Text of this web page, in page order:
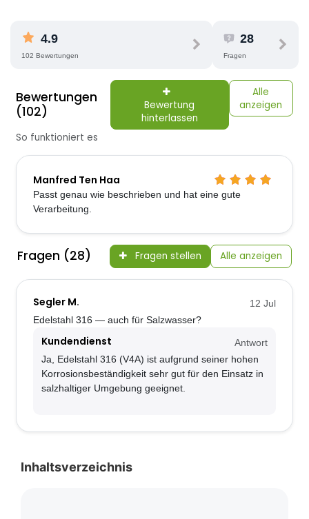
4.9
102 Bewertungen
28
Fragen
Bewertungen
(102)
Bewertung
hinterlassen
Alle
anzeigen
So funktioniert es
Manfred Ten Haa
Passt genau wie beschrieben und hat eine gute
Verarbeitung.
Fragen (28) Fragen stellen Alle anzeigen
Segler M.
12 Jul
Edelstahl 316 — auch für Salzwasser?
Kundendienst
Antwort
Ja, Edelstahl 316 (V4A) ist aufgrund seiner hohen
Korrosionsbeständigkeit sehr gut für den Einsatz in
salzhaltiger Umgebung geeignet.
Inhaltsverzeichnis